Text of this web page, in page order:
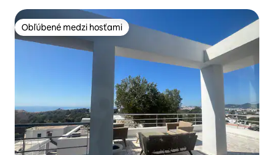
Obľúbené medzi hosťami
Obľúbené medzi hosťami